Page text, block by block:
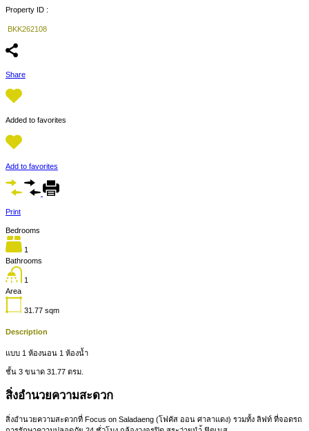
Property ID :
BKK262108
Share
Added to favorites
Add to favorites
Print
Bedrooms
1
Bathrooms
1
Area
31.77 sqm
Description
แบบ 1 ห้องนอน 1 ห้องน้ำ
ชั้น 3 ขนาด 31.77 ตรม.
สิ่งอำนวยความสะดวก
สิ่งอำนวยความสะดวกที่ Focus on Saladaeng (โฟคัส ออน ศาลาแดง) รวมทั้ง ลิฟท์ ที่จอดรถ